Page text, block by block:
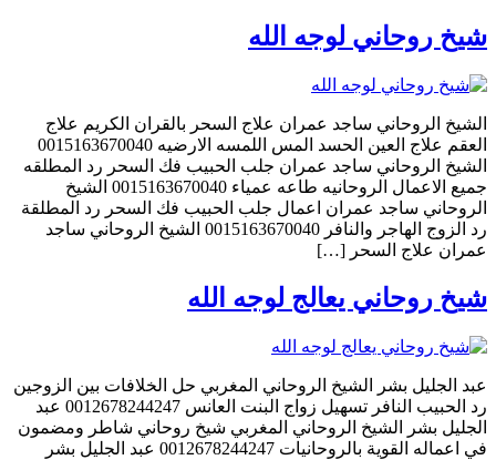
شيخ روحاني لوجه الله
الشيخ الروحاني ساجد عمران علاج السحر بالقران الكريم علاج
العقم علاج العين الحسد المس اللمسه الارضيه 0015163670040
الشيخ الروحاني ساجد عمران جلب الحبيب فك السحر رد المطلقه
جميع الاعمال الروحانيه طاعه عمياء 0015163670040 الشيخ
الروحاني ساجد عمران اعمال جلب الحبيب فك السحر رد المطلقة
رد الزوج الهاجر والنافر 0015163670040 الشيخ الروحاني ساجد
عمران علاج السحر […]
شيخ روحاني يعالج لوجه الله
عبد الجليل بشر الشيخ الروحاني المغربي حل الخلافات بين الزوجين
رد الحبيب النافر تسهيل زواج البنت العانس 0012678244247 عبد
الجليل بشر الشيخ الروحاني المغربي شيخ روحاني شاطر ومضمون
في اعماله القوية بالروحانيات 0012678244247 عبد الجليل بشر